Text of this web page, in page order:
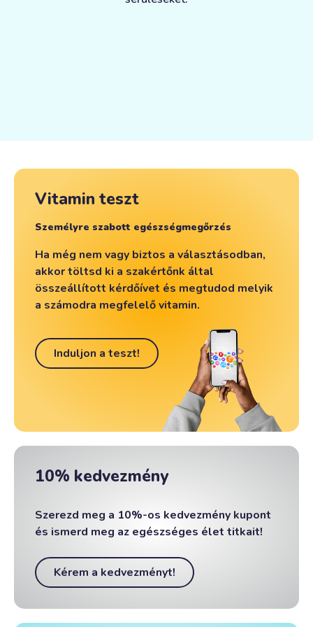
Vitamin teszt
Személyre szabott egészségmegőrzés
Ha még nem vagy biztos a választásodban,
akkor töltsd ki a szakértőnk által
összeállított kérdőívet és megtudod melyik
a számodra megfelelő vitamin.
Induljon a teszt!
10% kedvezmény
Szerezd meg a 10%-os kedvezmény kupont
és ismerd meg az egészséges élet titkait!
Kérem a kedvezményt!